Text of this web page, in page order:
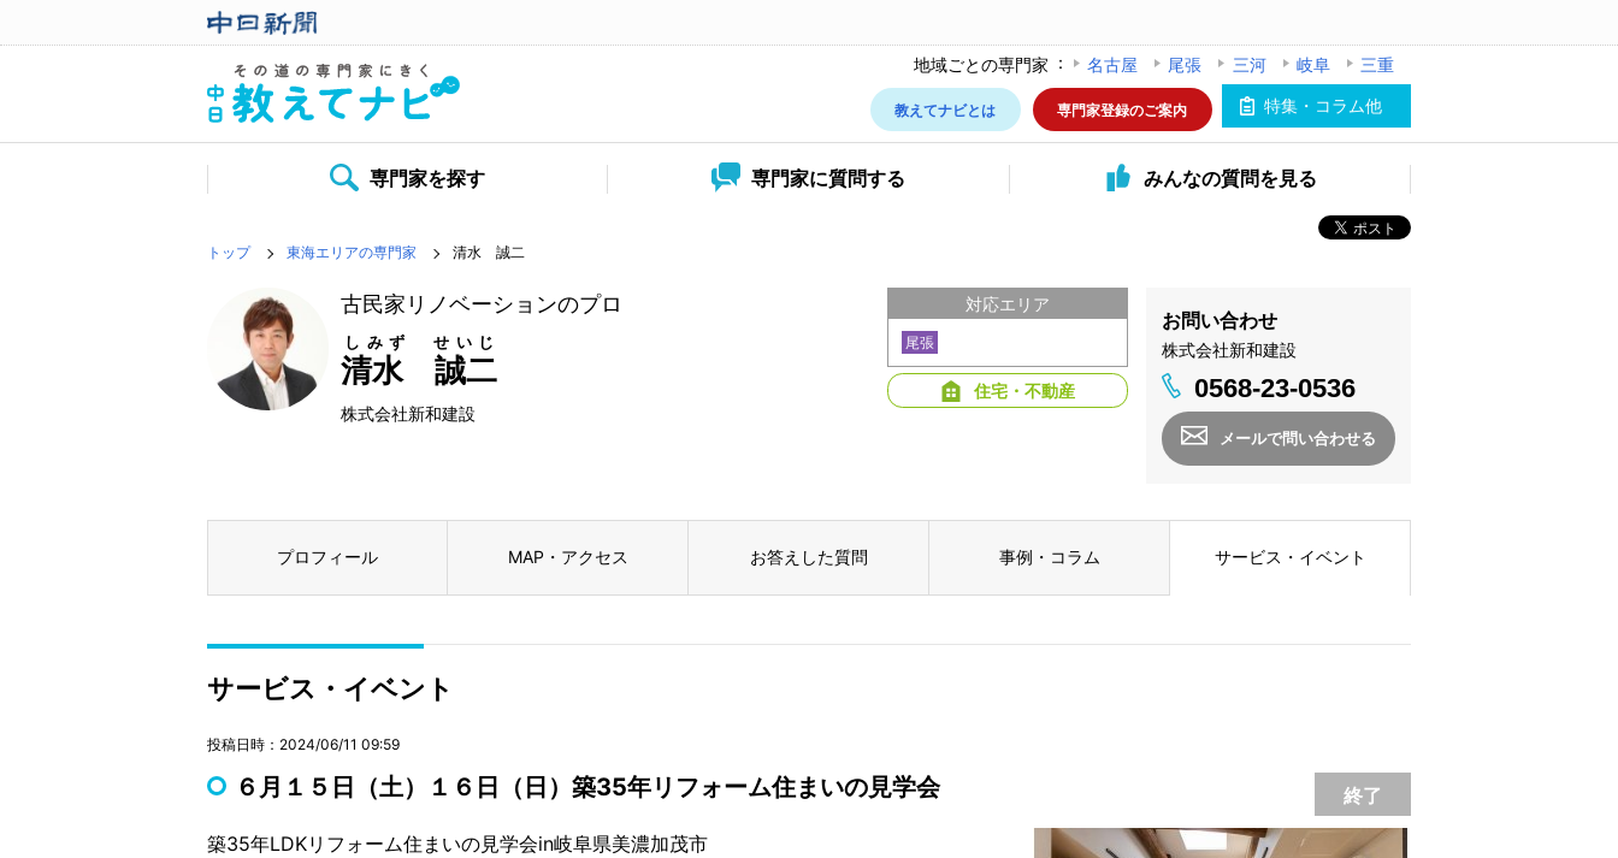
地域ごとの専門家 名古屋 尾張 三河 岐阜
三重
特集・コラム他
教えてナビとは 専門家登録のご案内
専門家を探す 専門家に質問する みんなの質問を見る
トップ 東海エリアの専門家 清水 誠二
古民家リノベーションのプロ
清水 誠二
しみず せいじ
株式会社新和建設
お問い合わせ
株式会社新和建設
0568-23-0536
メールで問い合わせる
対応エリア
尾張
住宅・不動産
プロフィール MAP・アクセス お答えした質問 事例・コラム サービス・イベント
サービス・イベント
投稿日時：2024/06/11 09:59
６月１５日（土）１６日（日）築35年リフォーム住まいの見学会
終了
築35年LDKリフォーム住まいの見学会in岐阜県美濃加茂市